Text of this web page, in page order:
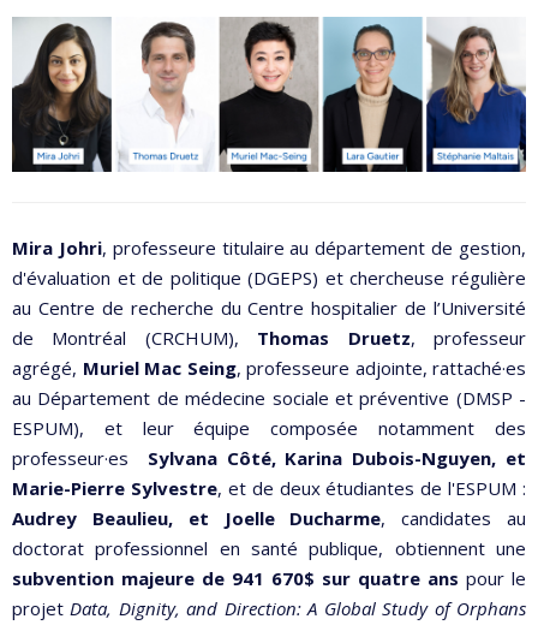
Mira Johri, professeure titulaire au département de gestion,
d'évaluation et de politique (DGEPS) et chercheuse régulière
au Centre de recherche du Centre hospitalier de l’Université
de Montréal (CRCHUM), Thomas Druetz, professeur
agrégé, Muriel Mac Seing, professeure adjointe, rattaché·es
au Département de médecine sociale et préventive (DMSP -
ESPUM), et leur équipe composée notamment des
professeur·es Sylvana Côté, Karina Dubois-Nguyen, et
Marie-Pierre Sylvestre, et de deux étudiantes de l'ESPUM :
Audrey Beaulieu, et Joelle Ducharme, candidates au
doctorat professionnel en santé publique, obtiennent une
subvention majeure de 941 670$ sur quatre ans pour le
projetData, Dignity, and Direction: A Global Study of Orphans